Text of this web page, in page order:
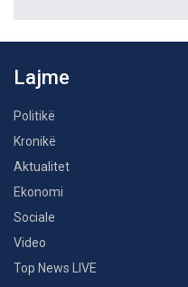
Lajme
Politikë
Kronikë
Aktualitet
Ekonomi
Sociale
Video
Top News LIVE